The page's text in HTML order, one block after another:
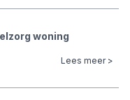
woning
Lees meer >